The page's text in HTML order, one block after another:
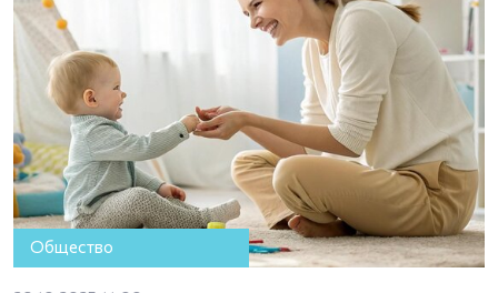
Общество